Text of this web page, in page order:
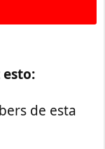
esto:
de esta